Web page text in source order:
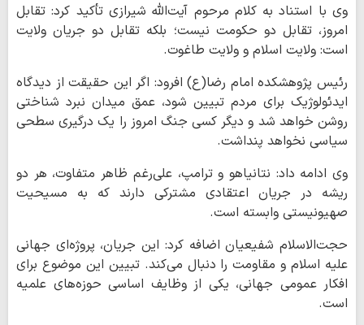
وی با استناد به کلام مرحوم آیت‌الله شیرازی تأکید کرد: تقابل
امروز، تقابل دو حکومت نیست؛ بلکه تقابل دو جریان ولایت
است: ولایت اسلام و ولایت طاغوت.
رئیس پژوهشکده امام رضا(ع) افرود: اگر این حقیقت از دیدگاه
ایدئولوژیک برای مردم تبیین شود، عمق میدان نبرد شناختی
روشن خواهد شد و دیگر کسی جنگ امروز را یک درگیری سطحی
سیاسی نخواهد پنداشت.
وی ادامه داد: نتانیاهو و ترامپ، علی‌رغم ظاهر متفاوت، هر دو
ریشه در جریان اعتقادی مشترکی دارند که به مسیحیت
صهیونیستی وابسته است.
حجت‌الاسلام شفیعیان اضافه کرد: این جریان، پروژه‌ای جهانی
علیه اسلام و مقاومت را دنبال می‌کند. تبیین این موضوع برای
افکار عمومی جهانی، یکی از وظایف اساسی حوزه‌های علمیه
است.